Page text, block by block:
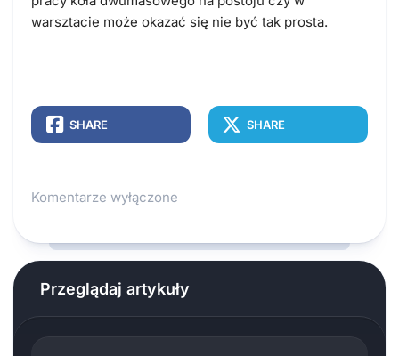
warsztacie może okazać się nie być tak prosta.
SHARE SHARE
Komentarze wyłączone
Przeglądaj artykuły